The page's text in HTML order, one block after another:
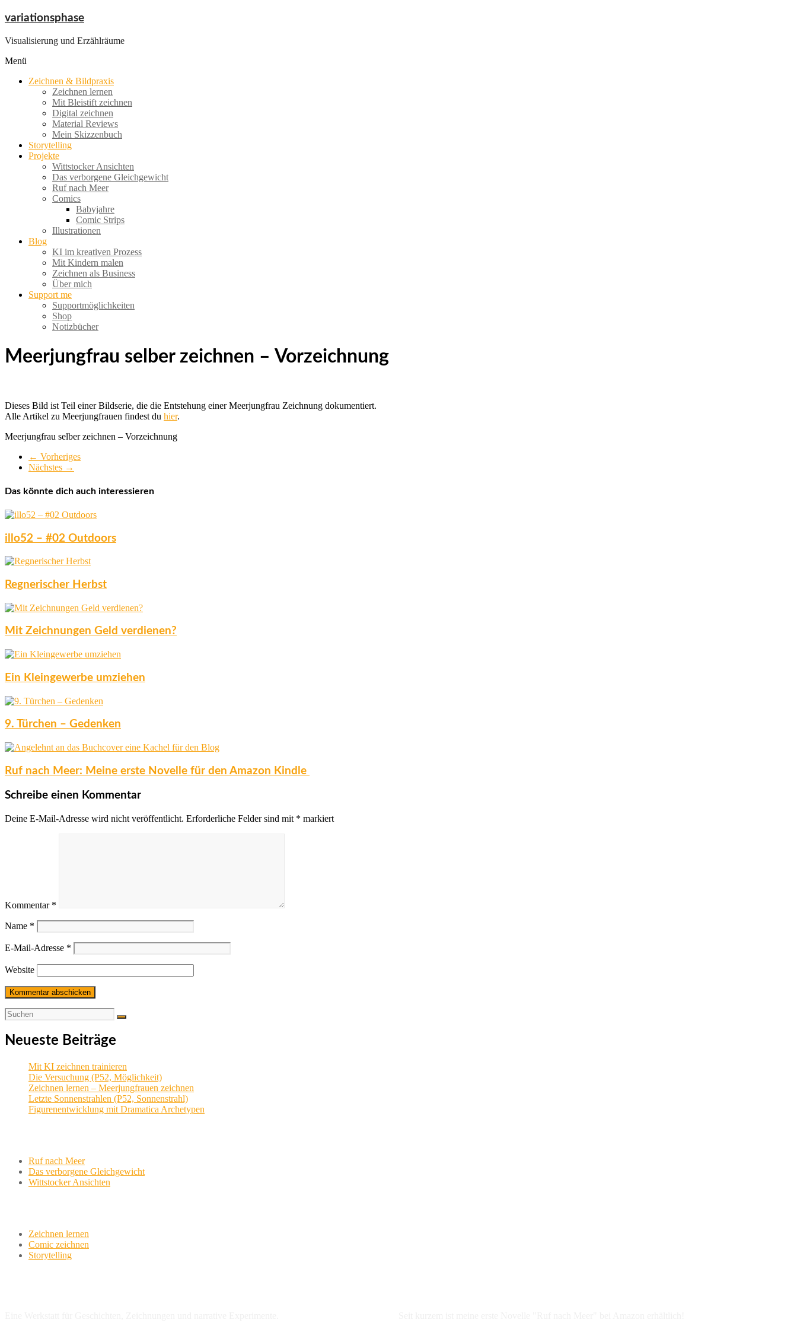
Zum
springen
variationsphase
Visualisierung und Erzählräume
Menü
Zeichnen & Bildpraxis
Zeichnen lernen
Mit Bleistift zeichnen
Digital zeichnen
Material Reviews
Mein Skizzenbuch
Storytelling
Projekte
Wittstocker Ansichten
Das verborgene Gleichgewicht
Ruf nach Meer
Comics
Babyjahre
Comic Strips
Illustrationen
Blog
KI im kreativen Prozess
Mit Kindern malen
Zeichnen als Business
Über mich
Support me
Supportmöglichkeiten
Shop
Notizbücher
Meerjungfrau selber zeichnen – Vorzeichnung
Dieses Bild ist Teil einer Bildserie, die die Entstehung einer Meerjungfrau Zeichnung dokumentiert.
Alle Artikel zu Meerjungfrauen findest du hier.
Meerjungfrau selber zeichnen – Vorzeichnung
← Vorheriges
Nächstes →
Das könnte dich auch interessieren
illo52 – #02 Outdoors
Regnerischer Herbst
Mit Zeichnungen Geld verdienen?
Ein Kleingewerbe umziehen
9. Türchen – Gedenken
Ruf nach Meer: Meine erste Novelle für den Amazon Kindle
Schreibe einen Kommentar
Deine E-Mail-Adresse wird nicht veröffentlicht. Erforderliche Felder sind mit * markiert
Kommentar *
Name *
E-Mail-Adresse *
Website
Neueste Beiträge
Mit KI zeichnen trainieren
Die Versuchung (P52, Möglichkeit)
Zeichnen lernen – Meerjungfrauen zeichnen
Letzte Sonnenstrahlen (P52, Sonnenstrahl)
Figurenentwicklung mit Dramatica Archetypen
Ruf nach Meer
Das verborgene Gleichgewicht
Wittstocker Ansichten
Zeichnen lernen
Comic zeichnen
Storytelling